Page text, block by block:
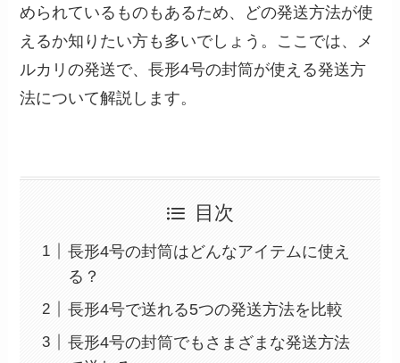
められているものもあるため、どの発送方法が使
えるか知りたい方も多いでしょう。ここでは、メ
ルカリの発送で、長形4号の封筒が使える発送方
法について解説します。
目次
長形4号の封筒はどんなアイテムに使え
る？
長形4号で送れる5つの発送方法を比較
長形4号の封筒でもさまざまな発送方法